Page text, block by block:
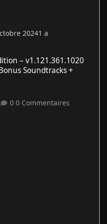
20241 a
– v1.121.361.1020
Soundtracks +
0 Commentaires